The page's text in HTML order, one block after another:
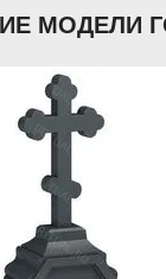
МОДЕЛИ